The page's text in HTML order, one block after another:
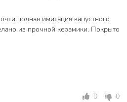
машины
для СВЧ
полная имитация капустного
из прочной керамики. Покрыто
0 0